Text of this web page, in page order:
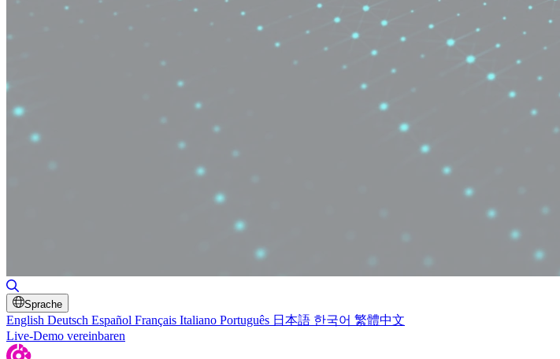
Sprache
English Deutsch Español Français Italiano Português 日本語 한국어 繁體中文
Live-Demo vereinbaren